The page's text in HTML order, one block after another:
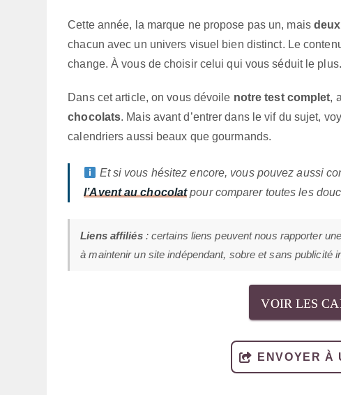
Cette année, la marque ne propose pas un, mais
chacun avec un univers visuel bien distinct. Le
change. À vous de choisir celui qui vous séduit le plus.
Dans cet article, on vous dévoile notre test complet,
chocolats. Mais avant d’entrer dans le vif du sujet,
calendriers aussi beaux que gourmands.
Et si vous hésitez encore, vous pouvez aussi
l’Avent au chocolatpour comparer toutes les
Liens affiliés: certains liens peuvent nous rapporter
à maintenir un site indépendant, sobre et sans publicité
VOIR LES
ENVOYER À